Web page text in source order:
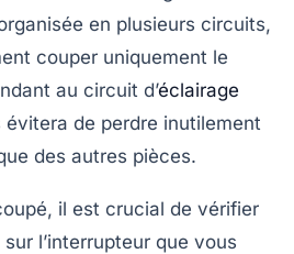
en plusieurs circuits,
couper uniquement le
au circuit d’éclairage
de perdre inutilement
des autres pièces.
il est crucial de vérifier
l’interrupteur que vous